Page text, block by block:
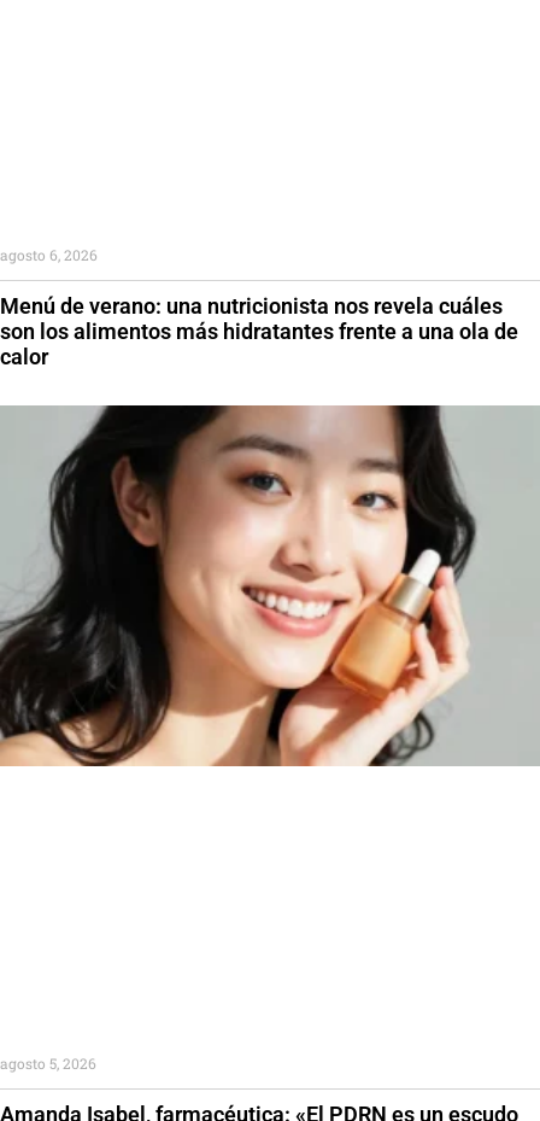
Menú de verano: una nutricionista nos revela cuáles
son los alimentos más hidratantes frente a una ola de
calor
agosto 6, 2026
Amanda Isabel, farmacéutica: «El PDRN es un escudo
agosto 5, 2026